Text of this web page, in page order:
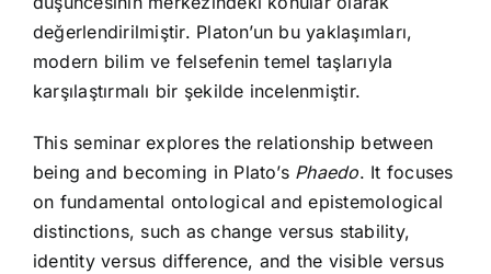
değerlendirilmiştir. Platon’un bu yaklaşımları,
modern bilim ve felsefenin temel taşlarıyla
karşılaştırmalı bir şekilde incelenmiştir.
This seminar explores the relationship between
being and becoming in Plato’s Phaedo. It focuses
on fundamental ontological and epistemological
distinctions, such as change versus stability,
identity versus difference, and the visible versus